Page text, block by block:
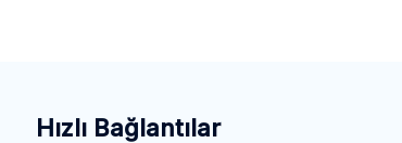
Hızlı Bağlantılar